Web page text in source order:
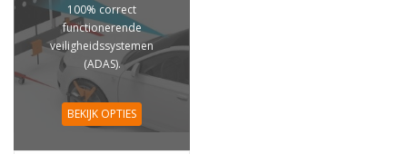
100% correct
functionerende
veiligheidssystemen
(ADAS).
BEKIJK OPTIES